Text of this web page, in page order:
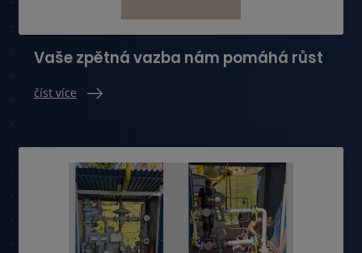
Vaše zpětná vazba nám pomáhá růst
číst více